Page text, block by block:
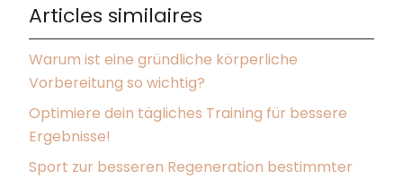
Articles similaires
Warum ist eine gründliche körperliche
Vorbereitung so wichtig?
Optimiere dein tägliches Training für bessere
Ergebnisse!
Sport zur besseren Regeneration bestimmter